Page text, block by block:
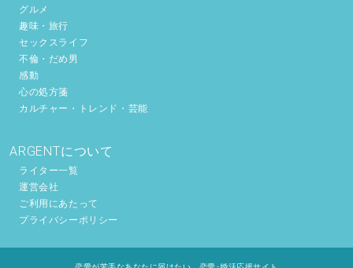
グルメ
趣味・旅行
セックスライフ
不倫・だめ男
感動
心の処方箋
カルチャー・トレンド・芸能
ARGENTについて
ライター一覧
運営会社
ご利用にあたって
プライバシーポリシー